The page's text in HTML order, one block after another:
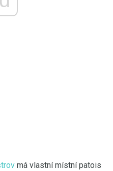
má vlastní místní patois